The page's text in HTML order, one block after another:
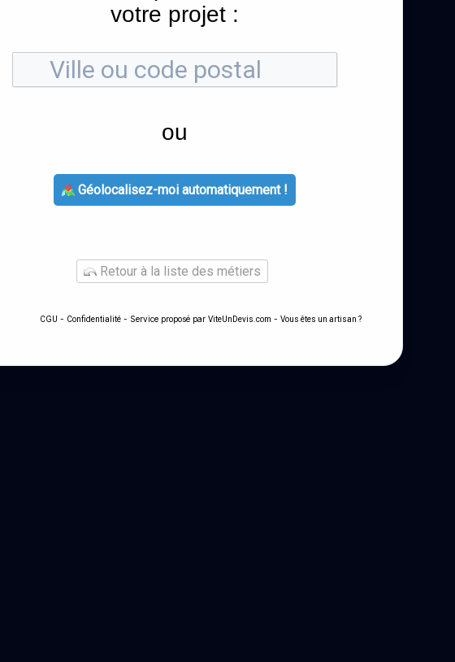
votre projet :
ou
Géolocalisez-moi automatiquement !
Retour à la liste des métiers
CGU - Confidentialité - Service proposé par ViteUnDevis.com - Vous êtes un artisan ?